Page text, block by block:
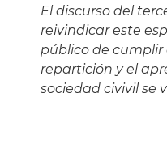
El discurso del
reivindicar este
público de cumplir
repartición y el
sociedad civivil se